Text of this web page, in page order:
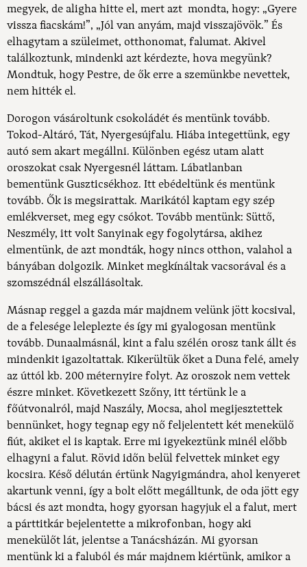
megyek, de aligha hitte el, mert azt mondta, hogy: „Gyere
vissza fiacskám!”, „Jól van anyám, majd visszajövök.” És
elhagytam a szüleimet, otthonomat, falumat. Akivel
találkoztunk, mindenki azt kérdezte, hova megyünk?
Mondtuk, hogy Pestre, de ők erre a szemünkbe nevettek,
nem hitték el.
Dorogon vásároltunk csokoládét és mentünk tovább.
Tokod-Altáró, Tát, Nyergesújfalu. Hiába integettünk, egy
autó sem akart megállni. Különben egész utam alatt
oroszokat csak Nyergesnél láttam. Lábatlanban
bementünk Guszticsékhoz. Itt ebédeltünk és mentünk
tovább. Ők is megsirattak. Marikától kaptam egy szép
emlékverset, meg egy csókot. Tovább mentünk: Süttő,
Neszmély, itt volt Sanyinak egy fogolytársa, akihez
elmentünk, de azt mondták, hogy nincs otthon, valahol a
bányában dolgozik. Minket megkínáltak vacsorával és a
szomszédnál elszállásoltak.
Másnap reggel a gazda már majdnem velünk jött kocsival,
de a felesége leleplezte és így mi gyalogosan mentünk
tovább. Dunaalmásnál, kint a falu szélén orosz tank állt és
mindenkit igazoltattak. Kikerültük őket a Duna felé, amely
az úttól kb. 200 méternyire folyt. Az oroszok nem vettek
észre minket. Következett Szőny, itt tértünk le a
főútvonalról, majd Naszály, Mocsa, ahol megijesztettek
bennünket, hogy tegnap egy nő feljelentett két menekülő
fiút, akiket el is kaptak. Erre mi igyekeztünk minél előbb
elhagyni a falut. Rövid időn belül felvettek minket egy
kocsira. Késő délután értünk Nagyigmándra, ahol kenyeret
akartunk venni, így a bolt előtt megálltunk, de oda jött egy
bácsi és azt mondta, hogy gyorsan hagyjuk el a falut, mert
a párttitkár bejelentette a mikrofonban, hogy aki
menekülőt lát, jelentse a Tanácsházán. Mi gyorsan
mentünk ki a faluból és már majdnem kiértünk, amikor a